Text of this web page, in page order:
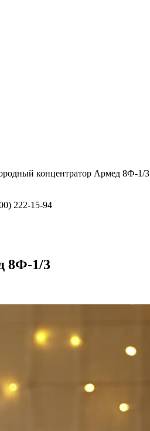
концентратор Армед 8Ф-1/3
222-15-94
8Ф-1/3